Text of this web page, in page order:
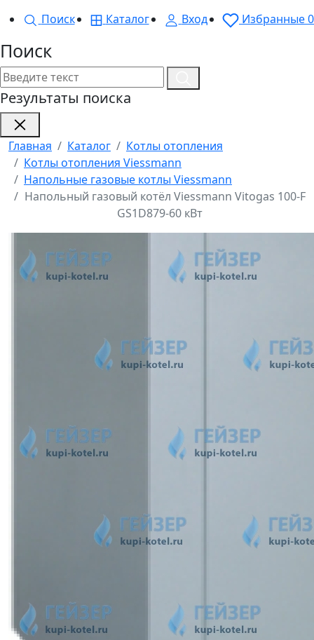
Поиск
Каталог Вход Избранные0
Поиск
Результаты поиска
Главная Каталог
Котлы отопления
Котлы отопления Viessmann
Напольные газовые котлы Viessmann
Напольный газовый котёл Viessmann Vitogas 100-F
GS1D879-60 кВт